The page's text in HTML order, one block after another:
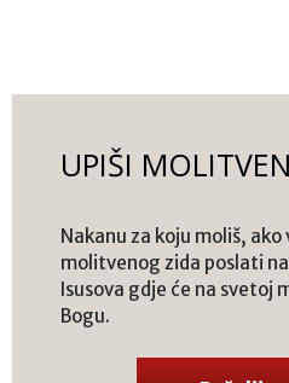
o n
UPIŠI
Nakanu za koju moliš,
molitvenog zida poslati
Isusova gdje će na svetoj
Bogu.